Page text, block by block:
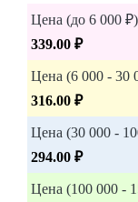
Цена (до 6 000
339.00 ₽
Цена (6 000 - 30
316.00 ₽
Цена (30 000 -
294.00 ₽
Цена (100 000 -